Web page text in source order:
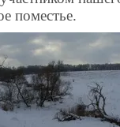
поместье.